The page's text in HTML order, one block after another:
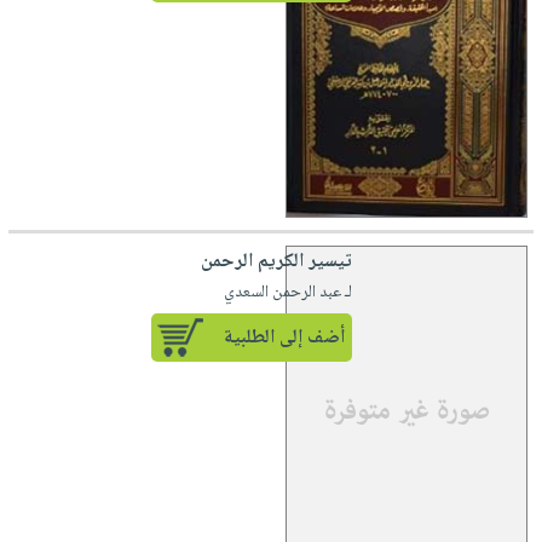
تيسير الكريم الرحمن
لـ عبد الرحمن السعدي
أضف إلى الطلبية